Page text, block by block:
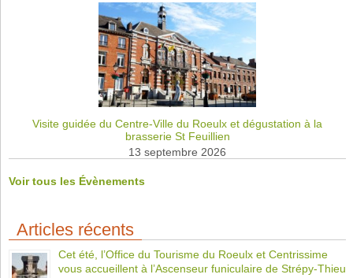
Visite guidée du Centre-Ville du Roeulx et dégustation à la
brasserie St Feuillien
13 septembre 2026
Voir tous les Évènements
Articles récents
Cet été, l’Office du Tourisme du Roeulx et Centrissime
vous accueillent à l’Ascenseur funiculaire de Strépy-Thieu